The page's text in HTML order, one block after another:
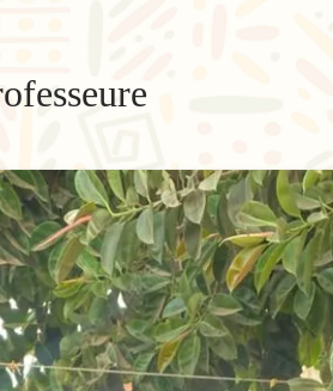
à
que
pas
l'arme la
puissante
puisse